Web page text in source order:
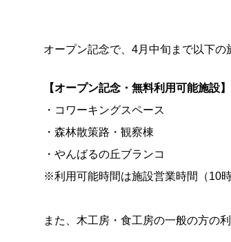
オープン記念で、4月中旬まで以下の
【オープン記念・無料利用可能施設】
・コワーキングスペース
・森林散策路・観察棟
・やんばるの丘ブランコ
※利用可能時間は施設営業時間（10
また、木工房・食工房の一般の方の